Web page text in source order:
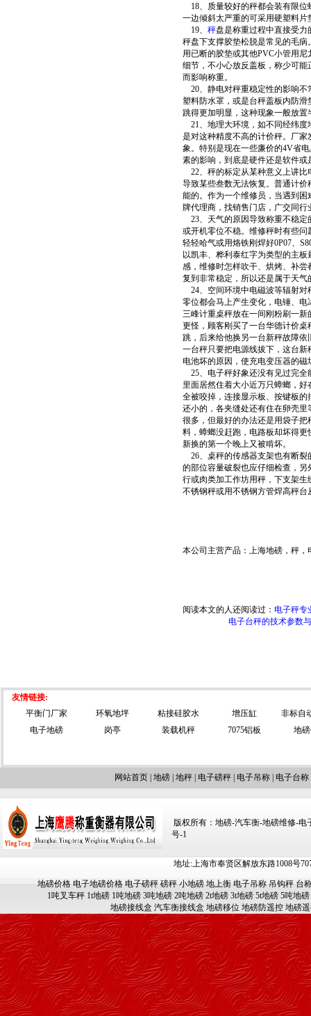
18、质量较好的秤都会装有限位
一边倾斜太严重的可采用硬塑料片
19、 秤盘是称重过程中直接受力
秤盘下支撑胶垫松脱是常见的毛
用已断的胶垫或其他PVC小管用
细节，不小心放反盖板，称少可
而影响称重。
20、静电对秤重稳定性的影响不
塑料防水罩，或是台秤盖板内防
跳得更加明显，这种现象一般放
21、地理大环境，如不同经纬度
是对这种精度不高的计价秤。厂
象。特别是现在一些廉价的4V省
素的影响，到底是硬件还是软件
22、秤的标定从某种意义上讲比
导致某些叁数无法恢复。普通计
能的。作为一个维修员，当遇到
牌代理商，找销售门店，广交同
23、天气的原因导致称重不稳定
或开机零位不稳。维修秤时有些
轻轻哈气或用烙铁刚焊好0P07、
以凯丰、桦利泰红字为类型的主
感，维修时怎样吹干、烘烤、补
复到非常稳定，所以还是属于天气
24、空间环境中电磁波等辐射对
零位都会马上产生变化，电锤、
三峰计重桌秤放在一间刚粉刷一
更怪，顾客刚买了一台华德计价
跳，后来给他换另一台新秤故障
一台秤只要把电源线拔下，这台
电池坏的原因，使充电变压器的
25、电子秤好象还没有见过完全
里面居然住着大小近万只蟑螂，
全被咬掉，连接显示板、按键板
还小的，各夹缝处还有住在卵壳
很多，但最好的办法还是用袋子
料，蟑螂没赶跑，电路板却坏得
新换的第一个晚上又被啃坏。
26、桌秤的传感器支架也有断裂
的部位容量破裂也应仔细检查，
行或肉类加工作坊用秤，下支架
不锈钢秤或用不锈钢方管焊高秤台
本公司主营产品： 上海地磅， 秤，
阅读本文的人还阅读过： 电子秤专
电子台秤的技术参数
友情链接:
平衡门厂家
环氧地坪 粘接硅胶水 增压缸
非标自
电子地磅
岗亭 装载机秤 7075铝板 地
网站首页 地磅 地秤 电子磅秤 电子吊称 电子台称
版权所有：地磅-汽车衡-地磅维修-电
号-1
地址:上海市奉贤区解放东路1008号
地磅价格 电子地磅价格 电子磅秤 磅秤 小地磅 地上衡 电子吊称 吊钩秤 台
1吨叉车秤 1t地磅 1吨地磅 3吨地磅 2吨地磅 2t地磅 3t地磅 5t地磅 5吨地磅
地磅接线盒 汽车衡接线盒 地磅移位 地磅防遥控 地磅